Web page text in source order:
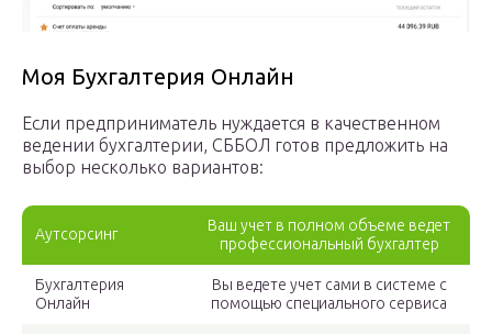
Моя Бухгалтерия Онлайн
Если предприниматель нуждается в качественном
ведении бухгалтерии, СББОЛ готов предложить на
выбор несколько вариантов:
Аутсорсинг
Ваш учет в полном объеме ведет
профессиональный бухгалтер
Бухгалтерия
Онлайн
Вы ведете учет сами в системе с
помощью специального сервиса